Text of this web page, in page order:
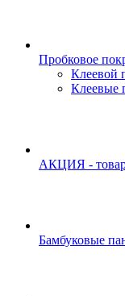
Пробковое
Клеевой
Клеевые
АКЦИЯ -
Бамбуковые